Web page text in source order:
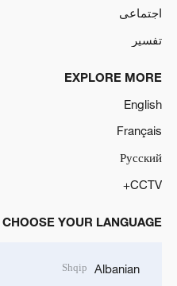
اجتماعی
تفسیر
EXPLORE MORE
English
Français
Русский
CCTV+
CHOOSE YOUR LANGUAGE
Albanian
Shqip